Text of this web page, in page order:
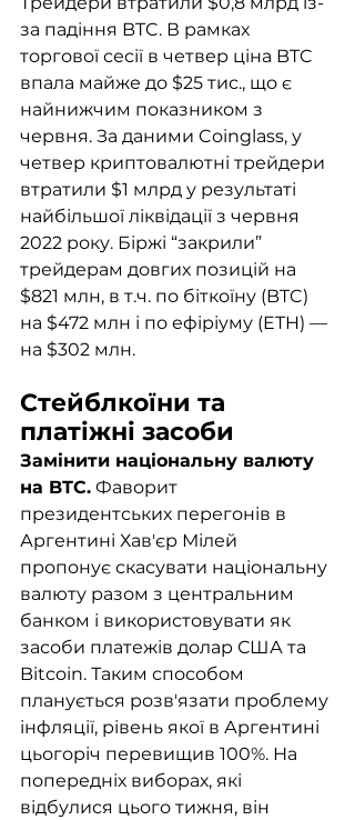
за падіння BTC. В рамках
торгової сесії в четвер ціна BTC
впала майже до $25 тис., що є
найнижчим показником з
червня. За даними Coinglass, у
четвер криптовалютні трейдери
втратили $1 млрд у результаті
найбільшої ліквідації з червня
2022 року. Біржі “закрили”
трейдерам довгих позицій на
$821 млн, в т.ч. по біткоїну (BTC)
на $472 млн і по ефіріуму (ETH) —
на $302 млн.
Стейблкоїни та
платіжні засоби
Замінити національну валюту
на BTC. Фаворит
президентських перегонів в
Аргентині Хав'єр Мілей
пропонує скасувати національну
валюту разом з центральним
банком і використовувати як
засоби платежів долар США та
Bitcoin. Таким способом
планується розв'язати проблему
інфляції, рівень якої в Аргентині
цьогоріч перевищив 100%. На
попередніх виборах, які
відбулися цього тижня, він